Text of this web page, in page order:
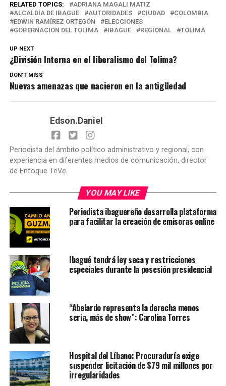
RELATED TOPICS:
ADRIANA MAGALI MATIZ
ALCALDÍA DE IBAGUÉ
AUTORIDADES CIUDAD
COLOMBIA
EDWIN RAMÍREZ ORTEGÓN
ELECCIONES
GOBERNACIÓN DEL TOLIMA
IBAGUÉ REGIONAL TOLIMA
UP NEXT
¿División Interna en el liberalismo del Tolima?
DON'T MISS
Nuevas amenazas que nacieron en la antigüedad
Edson.Daniel
Periodista del ámbito político administrativo y regional, con
experiencia en diferentes medios de comunicación, director
de Enfoque TeVe.
YOU MAY LIKE
Periodista ibaguereño desarrolla plataforma
para facilitar la creación de emisoras online
Ibagué tendrá ley seca y restricciones
especiales durante la posesión presidencial
“Abelardo representa la derecha menos
seria, más de show”: Carolina Torres
Hospital del Líbano: Procuraduría exige
suspender licitación de $79 mil millones por
irregularidades